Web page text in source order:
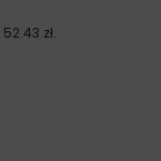
52.43 zł.